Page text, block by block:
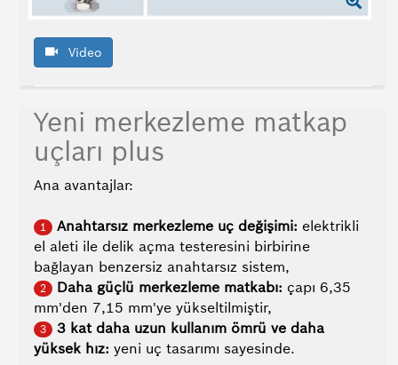
Video
Yeni merkezleme matkap
uçları plus
Ana avantajlar:
1 Anahtarsız merkezleme uç değişimi: elektrikli
el aleti ile delik açma testeresini birbirine
bağlayan benzersiz anahtarsız sistem,
2 Daha güçlü merkezleme matkabı: çapı 6,35
mm'den 7,15 mm'ye yükseltilmiştir,
3
3 kat daha uzun kullanım ömrü ve daha
yüksek hız: yeni uç tasarımı sayesinde.